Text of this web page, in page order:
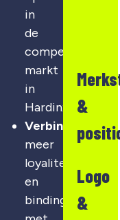
in
de
competitieve
markt
in
Hardinxveld
Verbinding
meer
loyaliteit
en
binding
&
Logo
&